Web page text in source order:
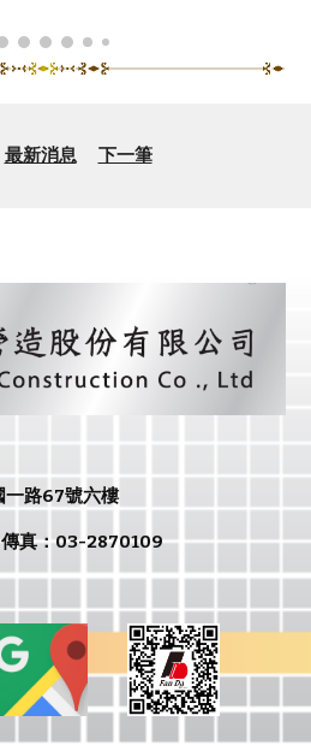
最新消息 下一筆
一路67號六樓
：03-2870109